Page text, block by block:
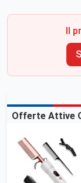
Il
Offerte Attive